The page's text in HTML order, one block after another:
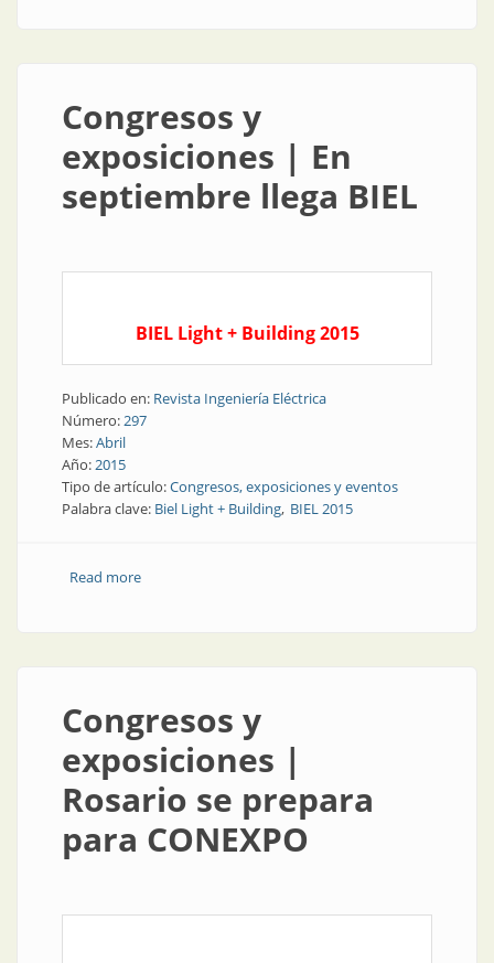
Congresos y
exposiciones | En
septiembre llega BIEL
BIEL Light + Building 2015
Publicado en: Revista Ingeniería Eléctrica
Número:297
Mes:Abril
Año:2015
Tipo de artículo:Congresos, exposiciones y eventos
Palabra clave: Biel Light + Building BIEL 2015
Read moreabout Congresos y exposiciones | En septiembre
Congresos y
exposiciones |
Rosario se prepara
para CONEXPO